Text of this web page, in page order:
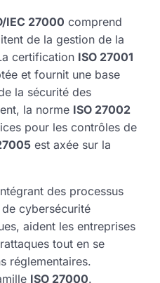
IEC 27000 comprend
de la gestion de la
certification ISO 27001
et fournit une base
la sécurité des
la norme ISO 27002
pour les contrôles de
est axée sur la
des processus
cybersécurité
aident les entreprises
tout en se
réglementaires.
ISO 27000.